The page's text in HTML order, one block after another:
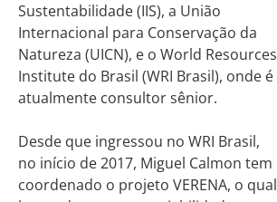
Sustentabilidade (IIS), a União
Internacional para Conservação da
Natureza (UICN), e o World Resources
Institute do Brasil (WRI Brasil), onde é
atualmente consultor sênior.
Desde que ingressou no WRI Brasil,
no início de 2017, Miguel Calmon tem
coordenado o projeto VERENA, o qual